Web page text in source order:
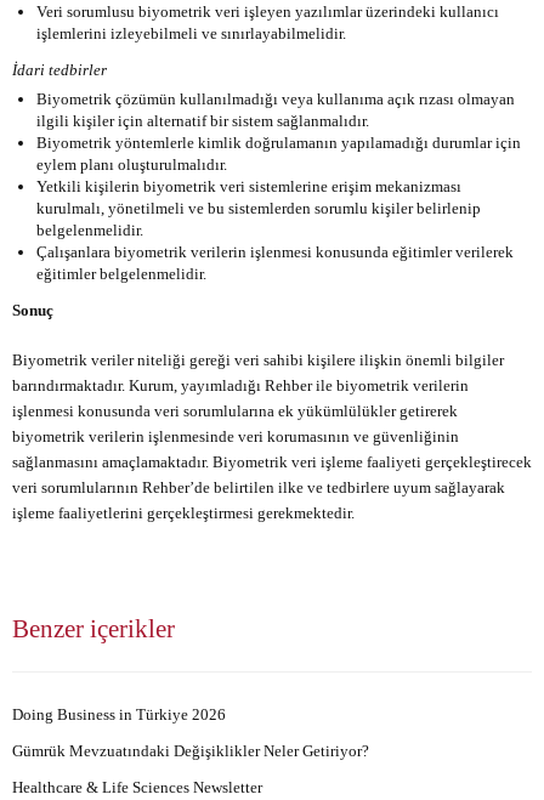
Veri sorumlusu biyometrik veri işleyen yazılımlar üzerindeki kullanıcı
işlemlerini izleyebilmeli ve sınırlayabilmelidir.
İdari tedbirler
Biyometrik çözümün kullanılmadığı veya kullanıma açık rızası olmayan
ilgili kişiler için alternatif bir sistem sağlanmalıdır.
Biyometrik yöntemlerle kimlik doğrulamanın yapılamadığı durumlar için
eylem planı oluşturulmalıdır.
Yetkili kişilerin biyometrik veri sistemlerine erişim mekanizması
kurulmalı, yönetilmeli ve bu sistemlerden sorumlu kişiler belirlenip
belgelenmelidir.
Çalışanlara biyometrik verilerin işlenmesi konusunda eğitimler verilerek
eğitimler belgelenmelidir.
Sonuç
Biyometrik veriler niteliği gereği veri sahibi kişilere ilişkin önemli bilgiler
barındırmaktadır. Kurum, yayımladığı Rehber ile biyometrik verilerin
işlenmesi konusunda veri sorumlularına ek yükümlülükler getirerek
biyometrik verilerin işlenmesinde veri korumasının ve güvenliğinin
sağlanmasını amaçlamaktadır. Biyometrik veri işleme faaliyeti gerçekleştirecek
veri sorumlularının Rehber’de belirtilen ilke ve tedbirlere uyum sağlayarak
işleme faaliyetlerini gerçekleştirmesi gerekmektedir.
Benzer içerikler
Doing Business in Türkiye 2026
Gümrük Mevzuatındaki Değişiklikler Neler Getiriyor?
Healthcare & Life Sciences Newsletter